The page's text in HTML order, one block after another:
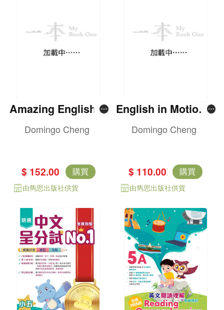
Amazing English V
ocabulary & Lexica
l Phrases
Domingo Cheng
$ 152.00 購買
由雋思出版社供貨
English in Motion T
enses Book 4
Domingo Cheng
$ 110.00 購買
由雋思出版社供貨